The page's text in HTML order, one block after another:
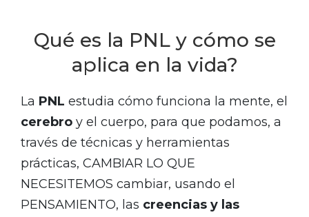
Qué es la PNL y cómo se
aplica en la vida?
La PNL estudia cómo funciona la mente, el
cerebro y el cuerpo, para que podamos, a
través de técnicas y herramientas
prácticas, CAMBIAR LO QUE
NECESITEMOS cambiar, usando el
PENSAMIENTO, las creencias y las